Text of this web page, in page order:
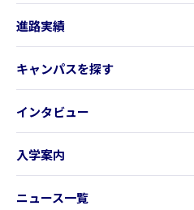
進路実績
キャンパスを探す
インタビュー
入学案内
ニュース一覧